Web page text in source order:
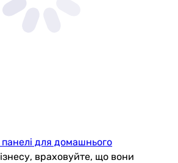
панелі для домашнього
враховуйте, що вони